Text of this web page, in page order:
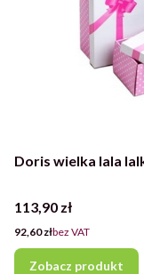
Doris wielka lala
Cena
113,90 zł
Cena
92,60 złbez VAT
Zobacz produkt